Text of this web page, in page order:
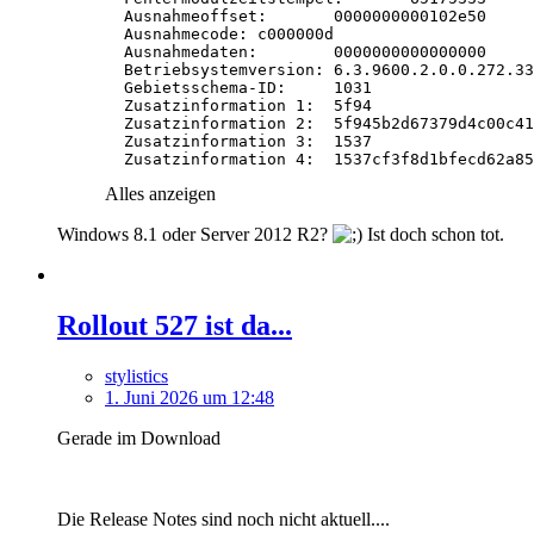
Zusatzinformation 4:
Alles anzeigen
Windows 8.1 oder Server 2012 R2?
Ist doch schon tot.
Rollout 527 ist da...
stylistics
1. Juni 2026 um 12:48
Gerade im Download
Die Release Notes sind noch nicht aktuell....